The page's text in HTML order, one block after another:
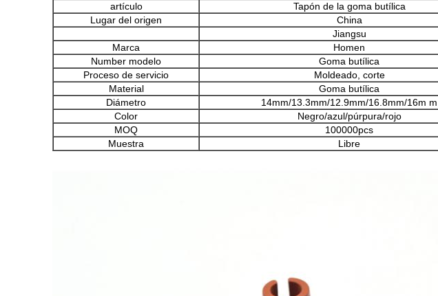
artículo
Tapón de la goma butílica
Lugar del origen
China
Jiangsu
Marca
Homen
Number modelo
Goma butílica
Proceso de servicio
Moldeado, corte
Material
Goma butílica
Diámetro
14mm/13.3mm/12.9mm/16.8mm/16m m
Color
Negro/azul/púrpura/rojo
MOQ
100000pcs
Muestra
Libre